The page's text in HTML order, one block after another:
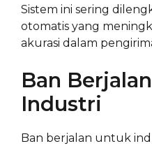
Sistem ini sering
otomatis yang
akurasi dalam
Ban
Industri
Ban berjalan untuk